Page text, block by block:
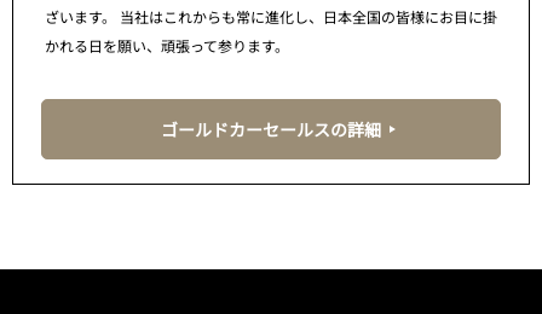
ざいます。 当社はこれからも常に進化し、日本全国の皆様にお目に掛
かれる日を願い、頑張って参ります。
ゴールドカーセールスの詳細